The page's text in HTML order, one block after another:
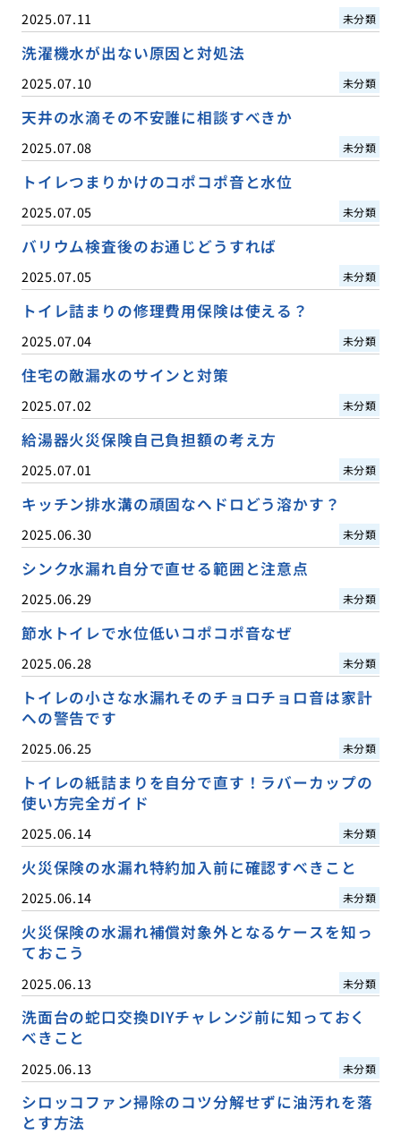
2025.07.11 未分類
洗濯機水が出ない原因と対処法
2025.07.10 未分類
天井の水滴その不安誰に相談すべきか
2025.07.08 未分類
トイレつまりかけのコポコポ音と水位
2025.07.05 未分類
バリウム検査後のお通じどうすれば
2025.07.05 未分類
トイレ詰まりの修理費用保険は使える？
2025.07.04 未分類
住宅の敵漏水のサインと対策
2025.07.02 未分類
給湯器火災保険自己負担額の考え方
2025.07.01 未分類
キッチン排水溝の頑固なヘドロどう溶かす？
2025.06.30 未分類
シンク水漏れ自分で直せる範囲と注意点
2025.06.29 未分類
節水トイレで水位低いコポコポ音なぜ
2025.06.28 未分類
トイレの小さな水漏れそのチョロチョロ音は家計
への警告です
2025.06.25 未分類
トイレの紙詰まりを自分で直す！ラバーカップの
使い方完全ガイド
2025.06.14 未分類
火災保険の水漏れ特約加入前に確認すべきこと
2025.06.14 未分類
火災保険の水漏れ補償対象外となるケースを知っ
ておこう
2025.06.13 未分類
洗面台の蛇口交換DIYチャレンジ前に知っておく
べきこと
2025.06.13 未分類
シロッコファン掃除のコツ分解せずに油汚れを落
とす方法